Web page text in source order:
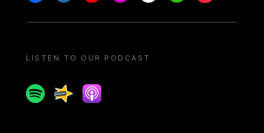
LISTEN TO OUR PODCAST
SpotifySpreakerApple podcast